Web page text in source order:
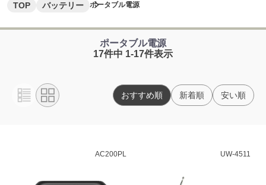
TOP バッテリー ポータブル電源
ポータブル電源
17件中 1-17件表示
おすすめ順 新着順 安い順
AC200PL UW-4511